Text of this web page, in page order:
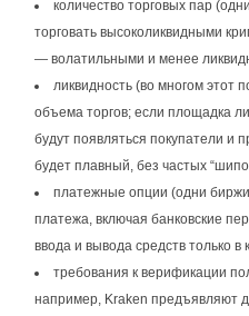
количество торговых пар
торговать высоколиквидными
— волатильными и менее
ликвидность (во многом этот
объема торгов; если площадка
будут появляться покупатели и
будет плавный, без частых
платежные опции (одни
платежа, включая банковские
ввода и вывода средств только в
требования к верификации
например, Kraken предъявляют